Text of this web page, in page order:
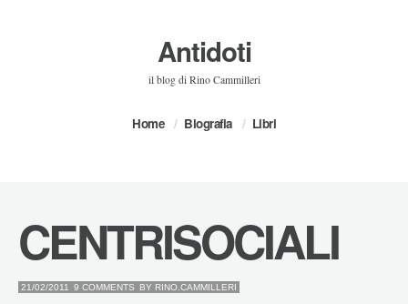
Antidoti
il blog di Rino Cammilleri
Home Biografia Libri
CENTRISOCIALI
21/02/2011 9 COMMENTS BY RINO.CAMMILLERI